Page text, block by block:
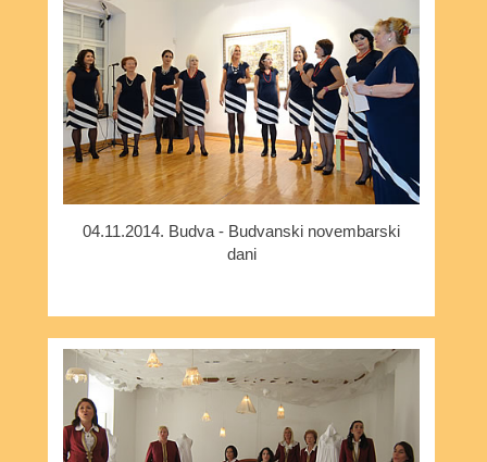
04.11.2014. Budva - Budvanski novembarski
dani